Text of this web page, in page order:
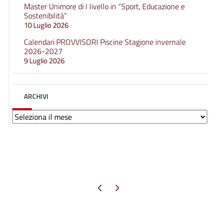
Master Unimore di I livello in “Sport, Educazione e
Sostenibilità”
10 Luglio 2026
Calendari PROVVISORI Piscine Stagione invernale
2026-2027
9 Luglio 2026
ARCHIVI
Archivi
Pagina precedente
Pagina successiva